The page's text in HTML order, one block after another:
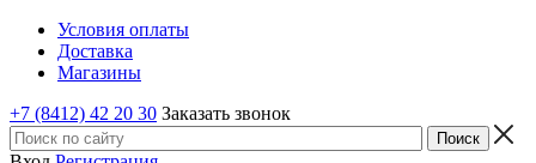
Условия оплаты
Доставка
Магазины
+7 (8412) 42 20 30 Заказать звонок